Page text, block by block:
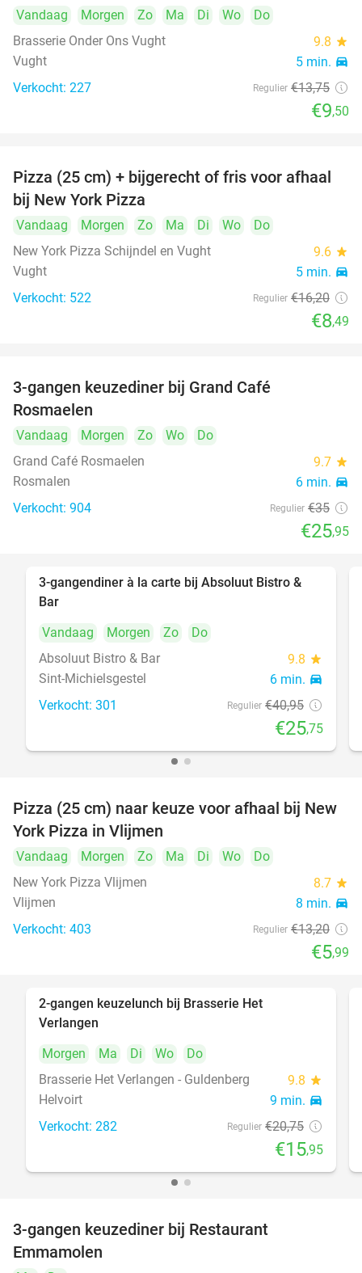
Vandaag Morgen Zo Ma Di Wo
Do
Brasserie Onder Ons Vught
9.8 star
Vught 5 min. directions_car
Verkocht: 227 Regulier €13,75
€9,50
48%
Pizza (25 cm) + bijgerecht of fris voor afhaal
bij New York Pizza
Vandaag Morgen Zo Ma Di Wo
Do
New York Pizza Schijndel en Vught
9.6 star
Vught 5 min. directions_car
Verkocht: 522 Regulier €16,20
€8,49
3-gangen keuzediner bij Grand Café
Rosmaelen
Vandaag Morgen Zo Wo
Do
Grand Café Rosmaelen
9.7 star
Rosmalen 6 min. directions_car
Verkocht: 904 Regulier €35
€25,95
37%
3-gangendiner à la carte bij Absoluut Bistro &
Bar
Vandaag
Morgen Zo
Do
Absoluut Bistro & Bar
9.8 star
Sint-Michielsgestel 6 min. directions_car
Verkocht: 301 Regulier €40,95
€25,75
55%
Pizza (25 cm) naar keuze voor afhaal bij New
York Pizza in Vlijmen
Vandaag Morgen Zo Ma Di Wo
Do
New York Pizza Vlijmen
8.7 star
Vlijmen 8 min. directions_car
Verkocht: 403 Regulier €13,20
€5,99
2-gangen keuzelunch bij Brasserie Het
Verlangen
Morgen
Ma Di Wo
Do
Brasserie Het Verlangen - Guldenberg
9.8 star
Helvoirt 9 min. directions_car
Verkocht: 282 Regulier €20,75
€15,95
3-gangen keuzediner bij Restaurant
Emmamolen